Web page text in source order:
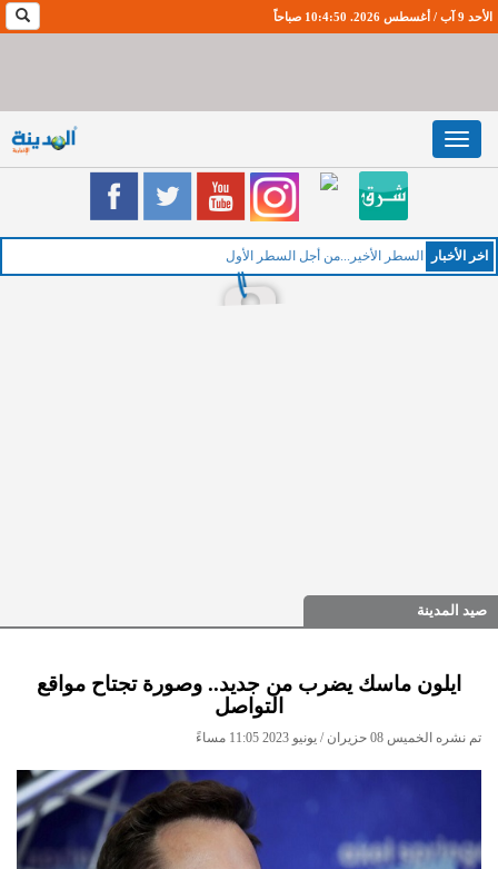
الأحد 9 آب / أغسطس 2026. 10:4:51 صباحاً
Toggle
navigation
اخر اﻷخبار الخم
صيد المدينة
ايلون ماسك يضرب من جديد.. وصورة تجتاح مواقع
التواصل
تم نشره الخميس 08 حزيران / يونيو 2023 11:05 مساءً